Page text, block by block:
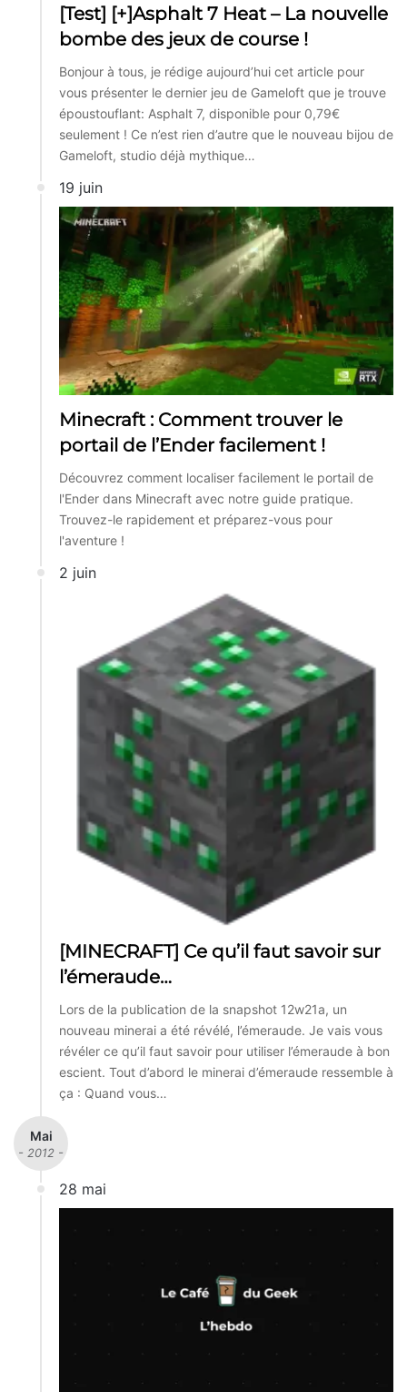
[Test] [+]Asphalt 7 Heat – La nouvelle
bombe des jeux de course !
Bonjour à tous, je rédige aujourd’hui cet article pour
vous présenter le dernier jeu de Gameloft que je trouve
époustouflant: Asphalt 7, disponible pour 0,79€
seulement ! Ce n’est rien d’autre que le nouveau bijou de
Gameloft, studio déjà mythique…
19 juin
Minecraft : Comment trouver le
portail de l’Ender facilement !
Découvrez comment localiser facilement le portail de
l'Ender dans Minecraft avec notre guide pratique.
Trouvez-le rapidement et préparez-vous pour
l'aventure !
2 juin
[MINECRAFT] Ce qu’il faut savoir sur
l’émeraude…
Lors de la publication de la snapshot 12w21a, un
nouveau minerai a été révélé, l’émeraude. Je vais vous
révéler ce qu’il faut savoir pour utiliser l’émeraude à bon
escient. Tout d’abord le minerai d’émeraude ressemble à
ça : Quand vous…
Mai
- 2012 -
28 mai